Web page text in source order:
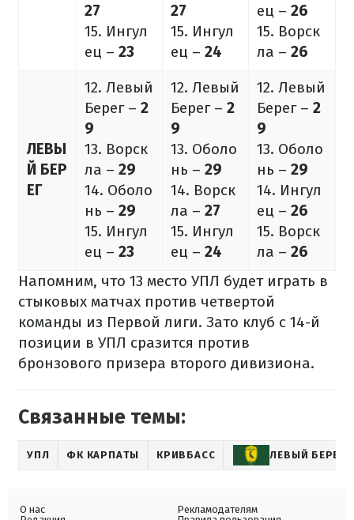
27
15. Ингул
ец – 23
27
15. Ингул
ец – 24
ец – 26
15. Ворск
ла – 26
ЛЕВЫ
Й БЕР
ЕГ
12. Левый
Берег – 2
9
13. Ворск
ла – 29
14. Оболо
нь – 29
15. Ингул
ец – 23
12. Левый
Берег – 2
9
13. Оболо
нь – 29
14. Ворск
ла – 27
15. Ингул
ец – 24
12. Левый
Берег – 2
9
13. Оболо
нь – 29
14. Ингул
ец – 26
15. Ворск
ла – 26
Напомним, что 13 место УПЛ будет играть в
стыковых матчах против четвертой
команды из Первой лиги. Зато клуб с 14-й
позиции в УПЛ сразится против
бронзового призера второго дивизиона.
Связанные темы:
УПЛ ФК КАРПАТЫ КРИВБАСС ЛЕВЫЙ БЕРЕГ
О нас
Рекламодателям